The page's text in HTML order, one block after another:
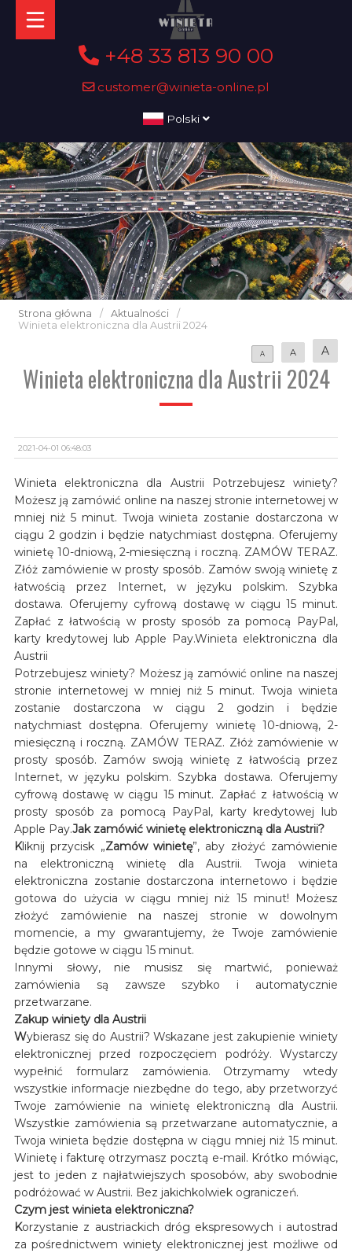
+48 33 813 90 00
customer@winieta-online.pl
Polski
Strona główna / Aktualności
/
Winieta elektroniczna dla Austrii 2024
A A A
Winieta elektroniczna dla Austrii 2024
2021-04-01 06:48:03
Winieta elektroniczna dla Austrii Potrzebujesz winiety?
Możesz ją zamówić online na naszej stronie internetowej w
mniej niż 5 minut. Twoja winieta zostanie dostarczona w
ciągu 2 godzin i będzie natychmiast dostępna. Oferujemy
winietę 10-dniową, 2-miesięczną i roczną. ZAMÓW TERAZ.
Złóż zamówienie w prosty sposób. Zamów swoją winietę z
łatwością przez Internet, w języku polskim. Szybka
dostawa. Oferujemy cyfrową dostawę w ciągu 15 minut.
Zapłać z łatwością w prosty sposób za pomocą PayPal,
karty kredytowej lub Apple Pay.Winieta elektroniczna dla
Austrii
Potrzebujesz winiety? Możesz ją zamówić online na naszej
stronie internetowej w mniej niż 5 minut. Twoja winieta
zostanie dostarczona w ciągu 2 godzin i będzie
natychmiast dostępna. Oferujemy winietę 10-dniową, 2-
miesięczną i roczną. ZAMÓW TERAZ. Złóż zamówienie w
prosty sposób. Zamów swoją winietę z łatwością przez
Internet, w języku polskim. Szybka dostawa. Oferujemy
cyfrową dostawę w ciągu 15 minut. Zapłać z łatwością w
prosty sposób za pomocą PayPal, karty kredytowej lub
Apple Pay.Jak zamówić winietę elektroniczną dla Austrii?
Kliknij przycisk „Zamów winietę”, aby złożyć zamówienie
na elektroniczną winietę dla Austrii. Twoja winieta
elektroniczna zostanie dostarczona internetowo i będzie
gotowa do użycia w ciągu mniej niż 15 minut! Możesz
złożyć zamówienie na naszej stronie w dowolnym
momencie, a my gwarantujemy, że Twoje zamówienie
będzie gotowe w ciągu 15 minut.
Innymi słowy, nie musisz się martwić, ponieważ
zamówienia są zawsze szybko i automatycznie
przetwarzane.
Zakup winiety dla Austrii
Wybierasz się do Austrii? Wskazane jest zakupienie winiety
elektronicznej przed rozpoczęciem podróży. Wystarczy
wypełnić formularz zamówienia. Otrzymamy wtedy
wszystkie informacje niezbędne do tego, aby przetworzyć
Twoje zamówienie na winietę elektroniczną dla Austrii.
Wszystkie zamówienia są przetwarzane automatycznie, a
Twoja winieta będzie dostępna w ciągu mniej niż 15 minut.
Winietę i fakturę otrzymasz pocztą e-mail. Krótko mówiąc,
jest to jeden z najłatwiejszych sposobów, aby swobodnie
podróżować w Austrii. Bez jakichkolwiek ograniczeń.
Czym jest winieta elektroniczna?
Korzystanie z austriackich dróg ekspresowych i autostrad
za pośrednictwem winiety elektronicznej jest możliwe od